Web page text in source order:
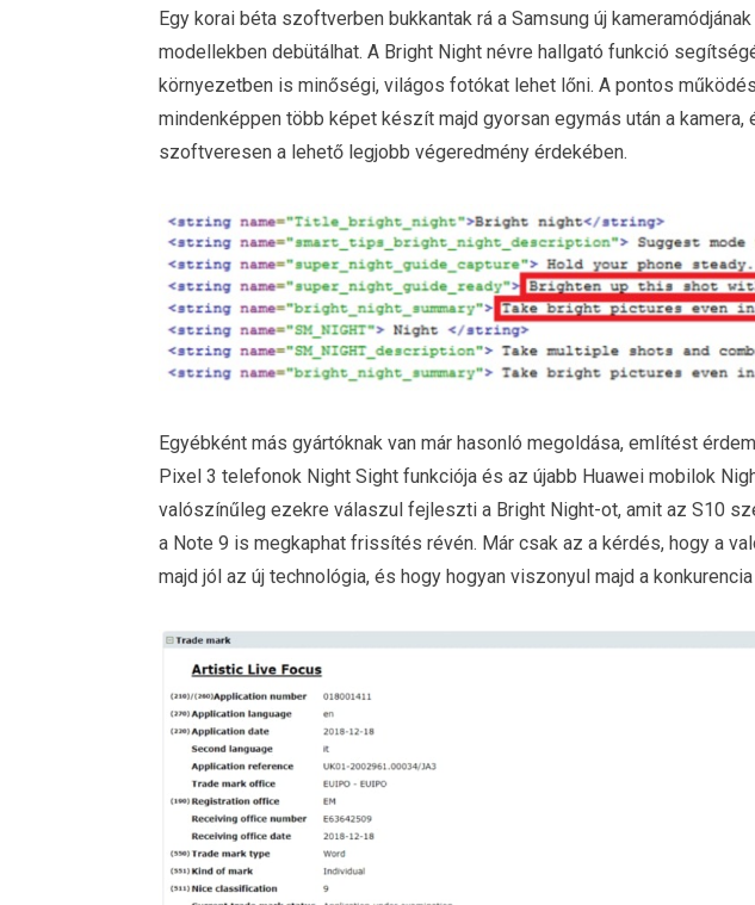
Egy korai béta szoftverben bukkantak rá a Samsung új
modellekben debütálhat. A Bright Night névre hallgató funkció
környezetben is minőségi, világos fotókat lehet lőni. A pontos
mindenképpen több képet készít majd gyorsan egymás után a
szoftveresen a lehető legjobb végeredmény érdekében.
Egyébként más gyártóknak van már hasonló megoldása, említést
Pixel 3 telefonok Night Sight funkciója és az újabb Huawei mobilok
valószínűleg ezekre válaszul fejleszti a Bright Night-ot, amit az S10
a Note 9 is megkaphat frissítés révén. Már csak az a kérdés, hogy a
majd jól az új technológia, és hogy hogyan viszonyul majd a